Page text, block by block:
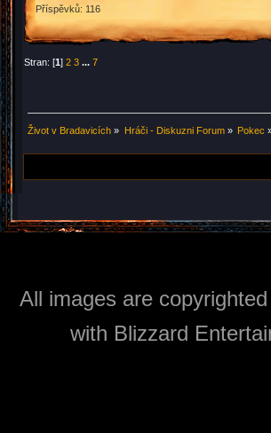
Příspěvků: 116
Stran: [1]2 3 ...7
Život v Bradavicích » Hráči - Diskuzni Forum» Pokec
All images are
with Blizzard